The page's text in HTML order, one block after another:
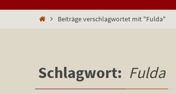
springen
StartBeiträge verschlagwortet mit "Fulda"
Schlagwort: Fulda